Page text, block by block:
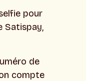
pour
Satispay,
de
compte